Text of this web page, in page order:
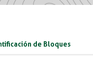
de Bloques